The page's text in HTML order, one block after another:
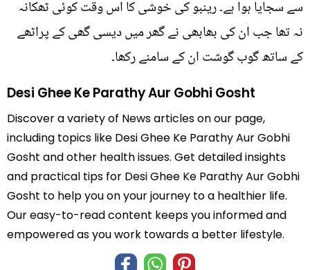
سے سجایا ہوا ہے۔ رینبو کی خوشی کا اس وقت کوئی ٹھکانہ
نہ تھا جب ان کی بھابھی نے گھر میں دیسی گھی کے پراٹھے
کے ساتھ گوب گوشت ان کے سامنے رکھا۔
Desi Ghee Ke Parathy Aur Gobhi Gosht
Discover a variety of News articles on our page,
including topics like Desi Ghee Ke Parathy Aur Gobhi
Gosht and other health issues. Get detailed insights
and practical tips for Desi Ghee Ke Parathy Aur Gobhi
Gosht to help you on your journey to a healthier life.
Our easy-to-read content keeps you informed and
empowered as you work towards a better lifestyle.